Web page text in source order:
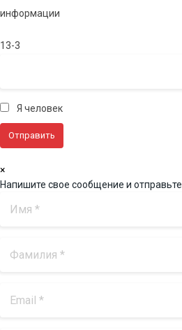
информации
13-3
Я человек
×
Напишите свое сообщение и отправьте